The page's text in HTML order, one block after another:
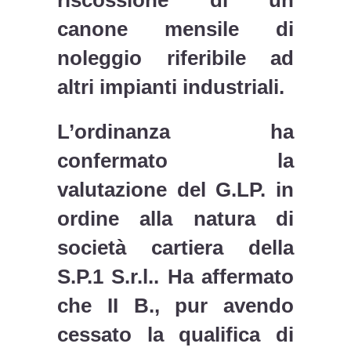
canone mensile di
noleggio riferibile ad
altri impianti industriali.
L’ordinanza ha
confermato la
valutazione del G.LP. in
ordine alla natura di
società cartiera della
S.P.1 S.r.l.. Ha affermato
che II B., pur avendo
cessato la qualifica di